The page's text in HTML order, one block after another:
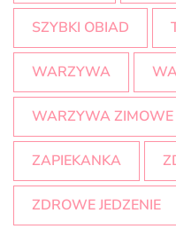
SZYBKI OBIAD
WARZYWA
WARZYWA ZIMOWE
ZAPIEKANKA
ZDROWE JEDZENIE